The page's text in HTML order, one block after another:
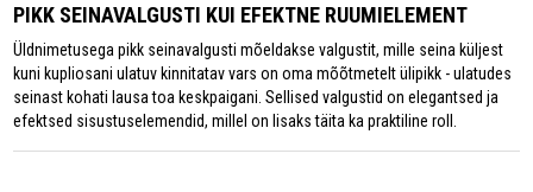
PIKK SEINAVALGUSTI KUI EFEKTNE RUUMIELEMENT
Üldnimetusega pikk seinavalgusti mõeldakse valgustit, mille seina küljest
kuni kupliosani ulatuv kinnitatav vars on oma mõõtmetelt ülipikk - ulatudes
seinast kohati lausa toa keskpaigani. Sellised valgustid on elegantsed ja
efektsed sisustuselemendid, millel on lisaks täita ka praktiline roll.